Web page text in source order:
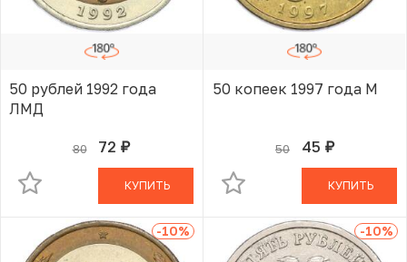
50 рублей 1992 года
ЛМД
80 72 руб.
В КОРЗИНЕ
КУПИТЬ
50 копеек 1997 года М
50 45 руб.
В КОРЗИНЕ
КУПИТЬ
-10% -10%